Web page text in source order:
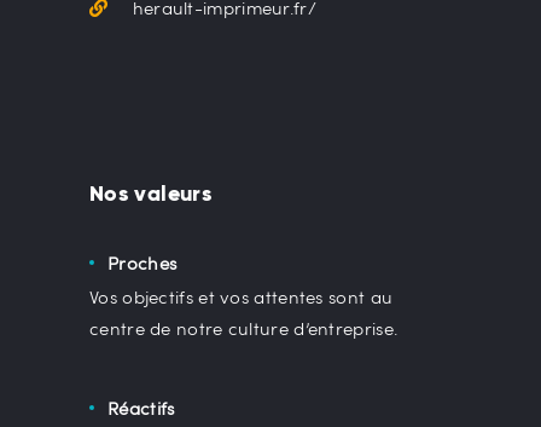
herault-imprimeur.fr/
Nos valeurs
Proches
Vos objectifs et vos attentes sont au
centre de notre culture d’entreprise.
Réactifs